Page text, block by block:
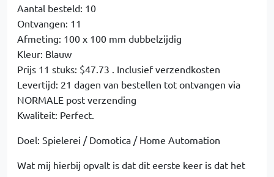
Aantal besteld: 10
Ontvangen: 11
Afmeting: 100 x 100 mm dubbelzijdig
Kleur: Blauw
Prijs 11 stuks: $47.73 . Inclusief verzendkosten
Levertijd: 21 dagen van bestellen tot ontvangen via
NORMALE post verzending
Kwaliteit: Perfect.
Doel: Spielerei / Domotica / Home Automation
Wat mij hierbij opvalt is dat dit eerste keer is dat het